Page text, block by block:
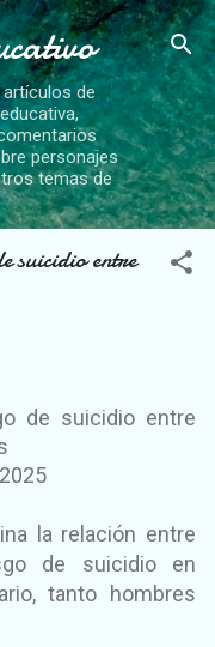
de
personajes
temas de
suicidio entre
de suicidio entre
la relación entre
de suicidio en
tanto hombres